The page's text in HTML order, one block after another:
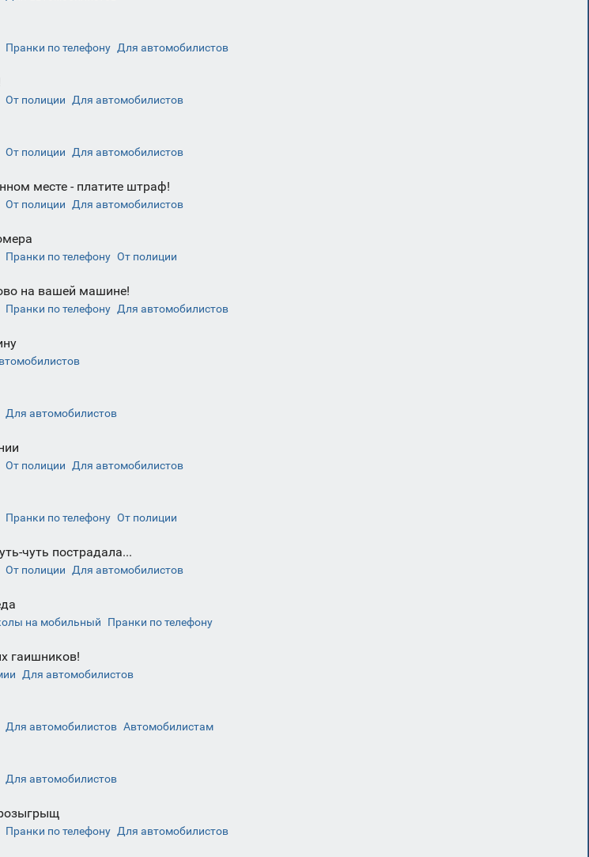
Пранки по телефону Для автомобилистов
От полиции Для автомобилистов
От полиции Для автомобилистов
месте - платите штраф!
От полиции Для автомобилистов
Пранки по телефону От полиции
на вашей машине!
Пранки по телефону Для автомобилистов
Для автомобилистов
От полиции Для автомобилистов
Пранки по телефону От полиции
чуть пострадала...
От полиции Для автомобилистов
на мобильный Пранки по телефону
гаишников!
Для автомобилистов
Для автомобилистов Автомобилистам
Для автомобилистов
Пранки по телефону Для автомобилистов